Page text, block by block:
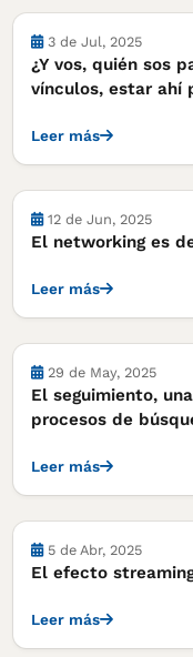
Notas
3 de Jul, 2025
¿Y vos, quién sos
vínculos, estar ahí
Leer más
Notas
12 de Jun, 2025
El networking es
Leer más
Notas
29 de May, 2025
El seguimiento,
procesos de
Leer más
Notas
5 de Abr, 2025
El efecto
Leer más